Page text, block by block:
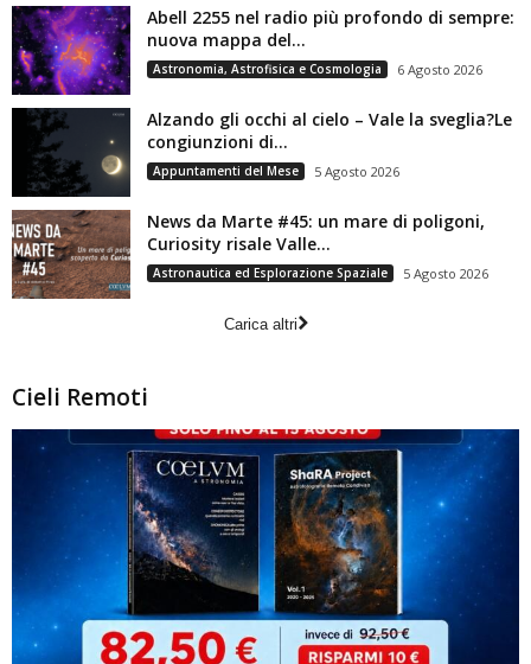
Abell 2255 nel radio più profondo di sempre:
nuova mappa del...
Astronomia, Astrofisica e Cosmologia 6 Agosto 2026
Alzando gli occhi al cielo – Vale la sveglia?Le
congiunzioni di...
Appuntamenti del Mese 5 Agosto 2026
News da Marte #45: un mare di poligoni,
Curiosity risale Valle...
Astronautica ed Esplorazione Spaziale 5 Agosto 2026
Carica altri
Cieli Remoti